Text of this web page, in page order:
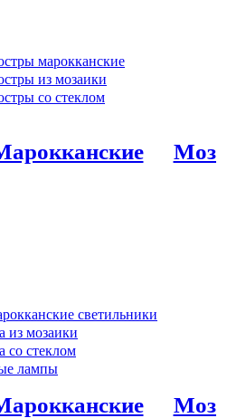
марокканские
из мозаики
со стеклом
светильники
из мозаики
со стеклом
лампы